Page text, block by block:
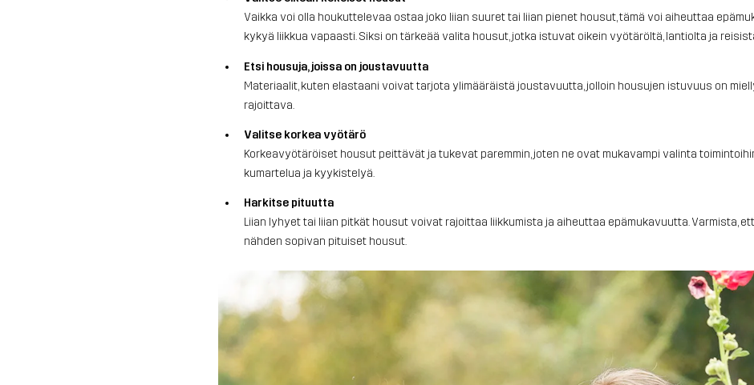
Vaikka voi olla houkuttelevaa ostaa joko liian suuret tai liian pienet housut, tämä voi aiheuttaa
kykyä liikkua vapaasti. Siksi on tärkeää valita housut, jotka istuvat oikein vyötäröltä, lantiolta ja
Etsi housuja, joissa on joustavuutta
Materiaalit, kuten elastaani voivat tarjota ylimääräistä joustavuutta, jolloin housujen istuvuus on
rajoittava.
Valitse korkea vyötärö
Korkeavyötäröiset housut peittävät ja tukevat paremmin, joten ne ovat mukavampi valinta
kumartelua ja kyykistelyä.
Harkitse pituutta
Liian lyhyet tai liian pitkät housut voivat rajoittaa liikkumista ja aiheuttaa epämukavuutta. Varmista,
nähden sopivan pituiset housut.